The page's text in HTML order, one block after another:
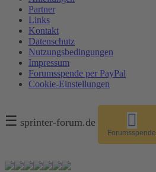
Partner
Links
Kontakt
Datenschutz
Nutzungsbedingungen
Impressum
Forumsspende per PayPal
Cookie-Einstellungen
☰ sprinter-forum.de
Forumsspende